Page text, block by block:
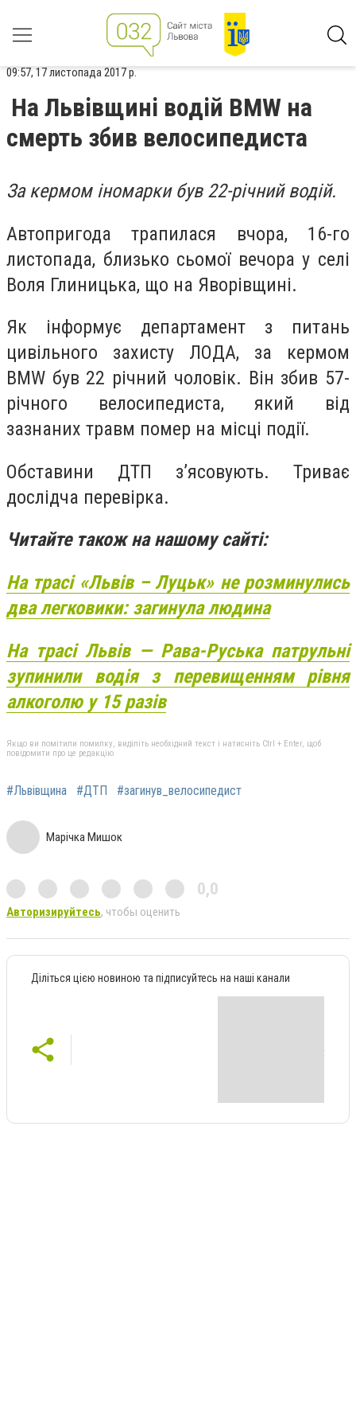
09:57, 17 листопада 2017 р.
На Львівщині водій BMW на
смерть збив велосипедиста
За кермом іномарки був 22-річний водій.
Автопригода трапилася вчора, 16-го
листопада, близько сьомої вечора у селі
Воля Глиницька, що на Яворівщині.
Як інформує департамент з питань
цивільного захисту ЛОДА, за кермом
BMW був 22 річний чоловік. Він збив 57-
річного велосипедиста, який від
зазнаних травм помер на місці події.
Обставини ДТП з’ясовують. Триває
дослідча перевірка.
Читайте також на нашому сайті:
На трасі «Львів – Луцьк» не розминулись
два легковики: загинула людина
На трасі Львів — Рава-Руська патрульні
зупинили водія з перевищенням рівня
алкоголю у 15 разів
Якщо ви помітили помилку, виділіть необхідний текст і натисніть Ctrl + Enter, щоб
повідомити про це редакцію
#Львівщина #ДТП #загинув_велосипедист
Марічка Мишок
0,0
Авторизируйтесь, чтобы оценить
Діліться цією новиною та підписуйтесь на наші канали